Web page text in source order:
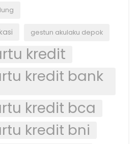
gestun akulaku depok
kredit
kredit bank
kredit bca
kredit bni